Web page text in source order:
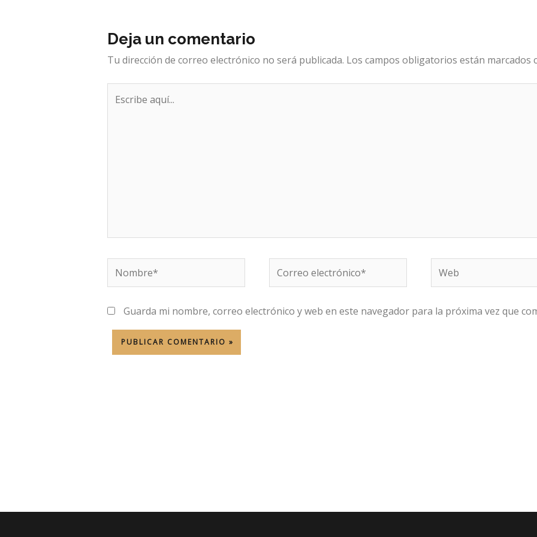
Deja un comentario
Tu dirección de correo electrónico no será publicada. Los campos obligatorios están marcados
Nombre*
Correo
electrónico*
Web
Guarda mi nombre, correo electrónico y web en este navegador para la próxima vez que